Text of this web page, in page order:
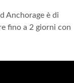
Anchorage è di
fino a 2 giorni con